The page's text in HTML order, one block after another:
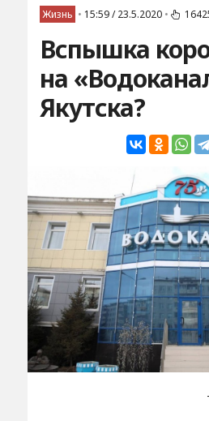
Жизнь • 15:59 / 23.5.2020 •
Вспышка
на
Якутска?